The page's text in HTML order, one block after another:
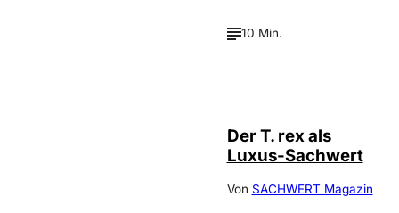
10 Min.
Der T. rex als
Luxus-Sachwert
Von SACHWERT Magazin